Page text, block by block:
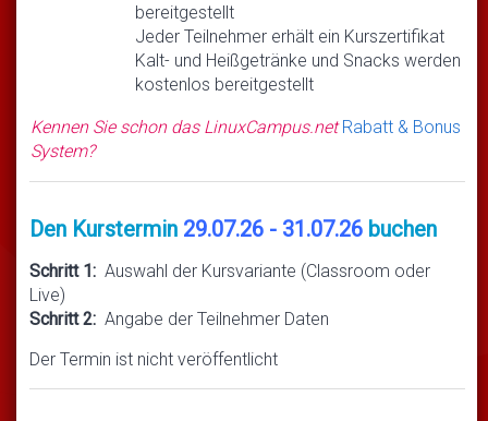
bereitgestellt
Jeder Teilnehmer erhält ein Kurszertifikat
Kalt- und Heißgetränke und Snacks werden
kostenlos bereitgestellt
Kennen Sie schon das LinuxCampus.netRabatt & Bonus
System?
Den Kurstermin 29.07.26 - 31.07.26 buchen
Schritt 1: Auswahl der Kursvariante (Classroom oder
Live)
Schritt 2: Angabe der Teilnehmer Daten
Der Termin ist nicht veröffentlicht